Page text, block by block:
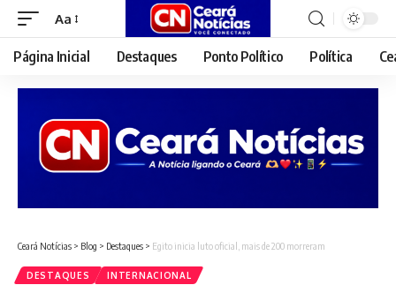
Font
Resizer
Aa
Página Inicial Destaques Ponto Político Política
Ceará Notícias > Blog > Destaques > Egito inicia luto oficial, mais de 200 morreram
DESTAQUES INTERNACIONAL